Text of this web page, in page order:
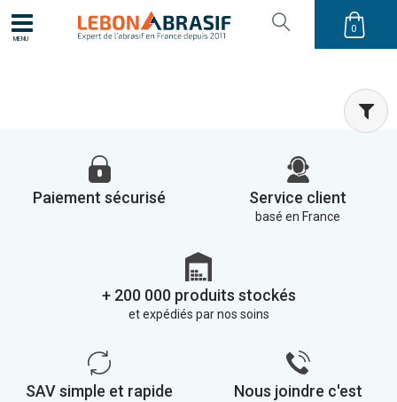
MENU
0
Paiement sécurisé Service client
basé en France
+ 200 000 produits stockés
et expédiés par nos soins
SAV simple et rapide Nous joindre c'est